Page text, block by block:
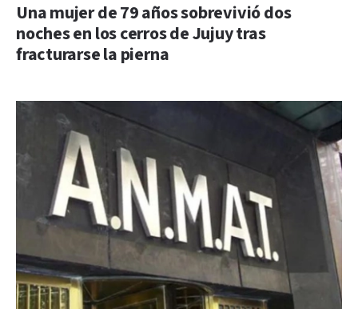
Una mujer de 79 años sobrevivió dos
noches en los cerros de Jujuy tras
fracturarse la pierna